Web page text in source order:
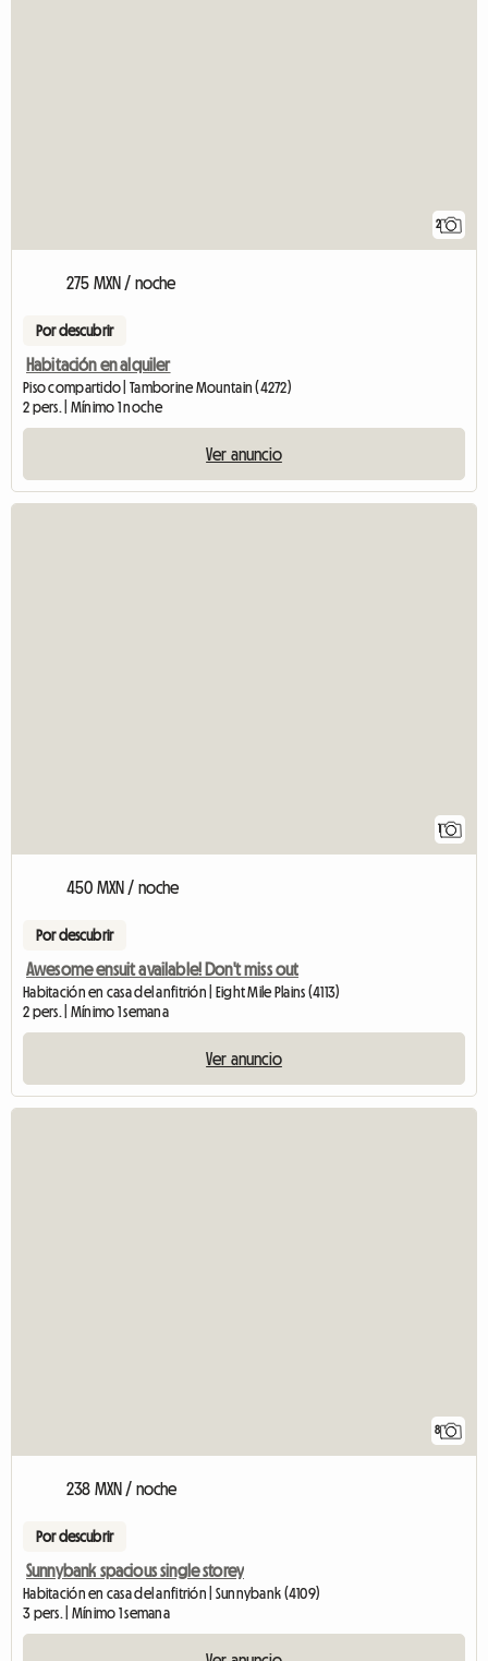
2
275 MXN / noche
Por descubrir
Habitación en alquiler
Piso compartido | Tamborine Mountain (4272)
2 pers. | Mínimo 1 noche
Ver anuncio
450 MXN / noche
Por descubrir
Awesome ensuit available! Don't miss out
Habitación en casa del anfitrión | Eight Mile Plains (4113)
2 pers. | Mínimo 1 semana
Ver anuncio
8
238 MXN / noche
Por descubrir
Sunnybank spacious single storey
Habitación en casa del anfitrión | Sunnybank (4109)
3 pers. | Mínimo 1 semana